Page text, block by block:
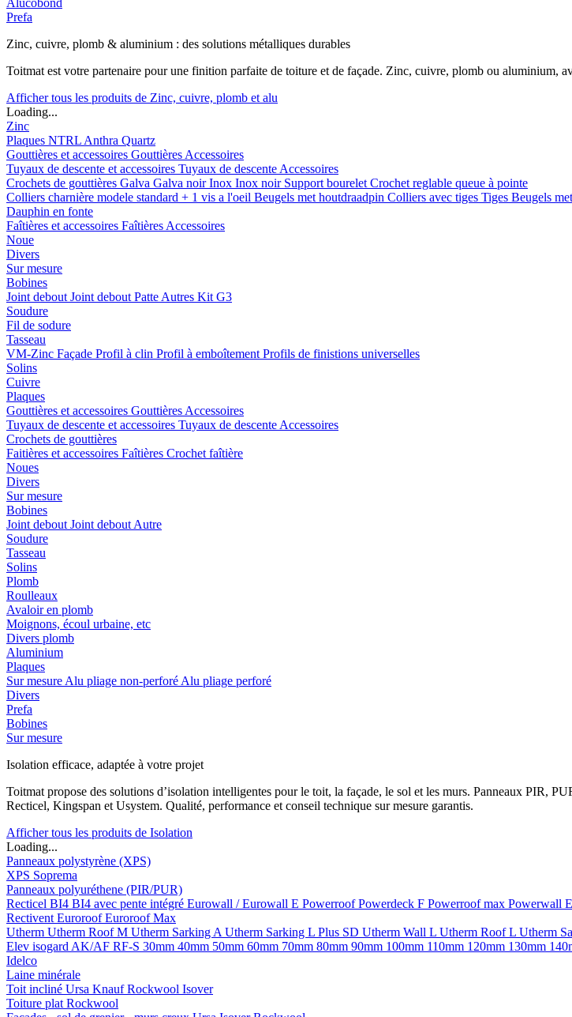
Alucobond
Prefa
Zinc, cuivre, plomb & aluminium : des solutions métalliques durables
Toitmat est votre partenaire pour une finition parfaite de toiture et de façade. Zinc, cuivre, plomb ou aluminium,
Afficher tous les produits de Zinc, cuivre, plomb et alu
Loading...
Zinc
Plaques NTRL Anthra Quartz
Gouttières et accessoires Gouttières Accessoires
Tuyaux de descente et accessoires Tuyaux de descente Accessoires
Crochets de gouttières Galva Galva noirInox Inox noir Support bourelet Crochet reglable queue à pointe
Colliers charnière modele standard + 1 vis a l'oeil Beugels met houtdraadpin Colliers avec tiges Tiges Beugels
Dauphin en fonte
Faîtières et accessoires Faîtières Accessoires
Noue
Divers
Sur mesure
Bobines
Joint debout Joint debout Patte Autres Kit G3
Soudure
Fil de sodure
Tasseau
VM-Zinc Façade Profil à clin Profil à emboîtement Profils de finistions universelles
Solins
Cuivre
Plaques
Gouttières et accessoires Gouttières Accessoires
Tuyaux de descente et accessoires Tuyaux de descente Accessoires
Crochets de gouttières
Faitières et accessoires Faîtières Crochet faîtière
Noues
Divers
Sur mesure
Bobines
Joint debout Joint debout Autre
Soudure
Tasseau
Solins
Plomb
Roulleaux
Avaloir en plomb
Moignons, écoul urbaine, etc
Divers plomb
Aluminium
Plaques
Sur mesure Alu pliage non-perforé Alu pliage perforé
Divers
Prefa
Bobines
Sur mesure
Isolation efficace, adaptée à votre projet
Toitmat propose des solutions d’isolation intelligentes pour le toit, la façade, le sol et les murs. Panneaux PIR,
Recticel, Kingspan et Usystem. Qualité, performance et conseil technique sur mesure garantis.
Afficher tous les produits de Isolation
Loading...
Panneaux polystyrène (XPS)
XPS Soprema
Panneaux polyuréthene (PIR/PUR)
Recticel BI4 BI4 avec pente intégré Eurowall / Eurowall E PowerroofPowerdeck F Powerroof max Powerwall
Rectivent EuroroofEuroroof Max
Utherm Utherm Roof M Utherm Sarking A Utherm Sarking L Plus SD Utherm Wall L Utherm Roof L Utherm
Elev isogard AK/AF RF-S 30mm 40mm 50mm 60mm 70mm 80mm 90mm 100mm 110mm 120mm 130mm
Idelco
Laine minérale
Toit incliné Ursa KnaufRockwool Isover
Toiture plat Rockwool